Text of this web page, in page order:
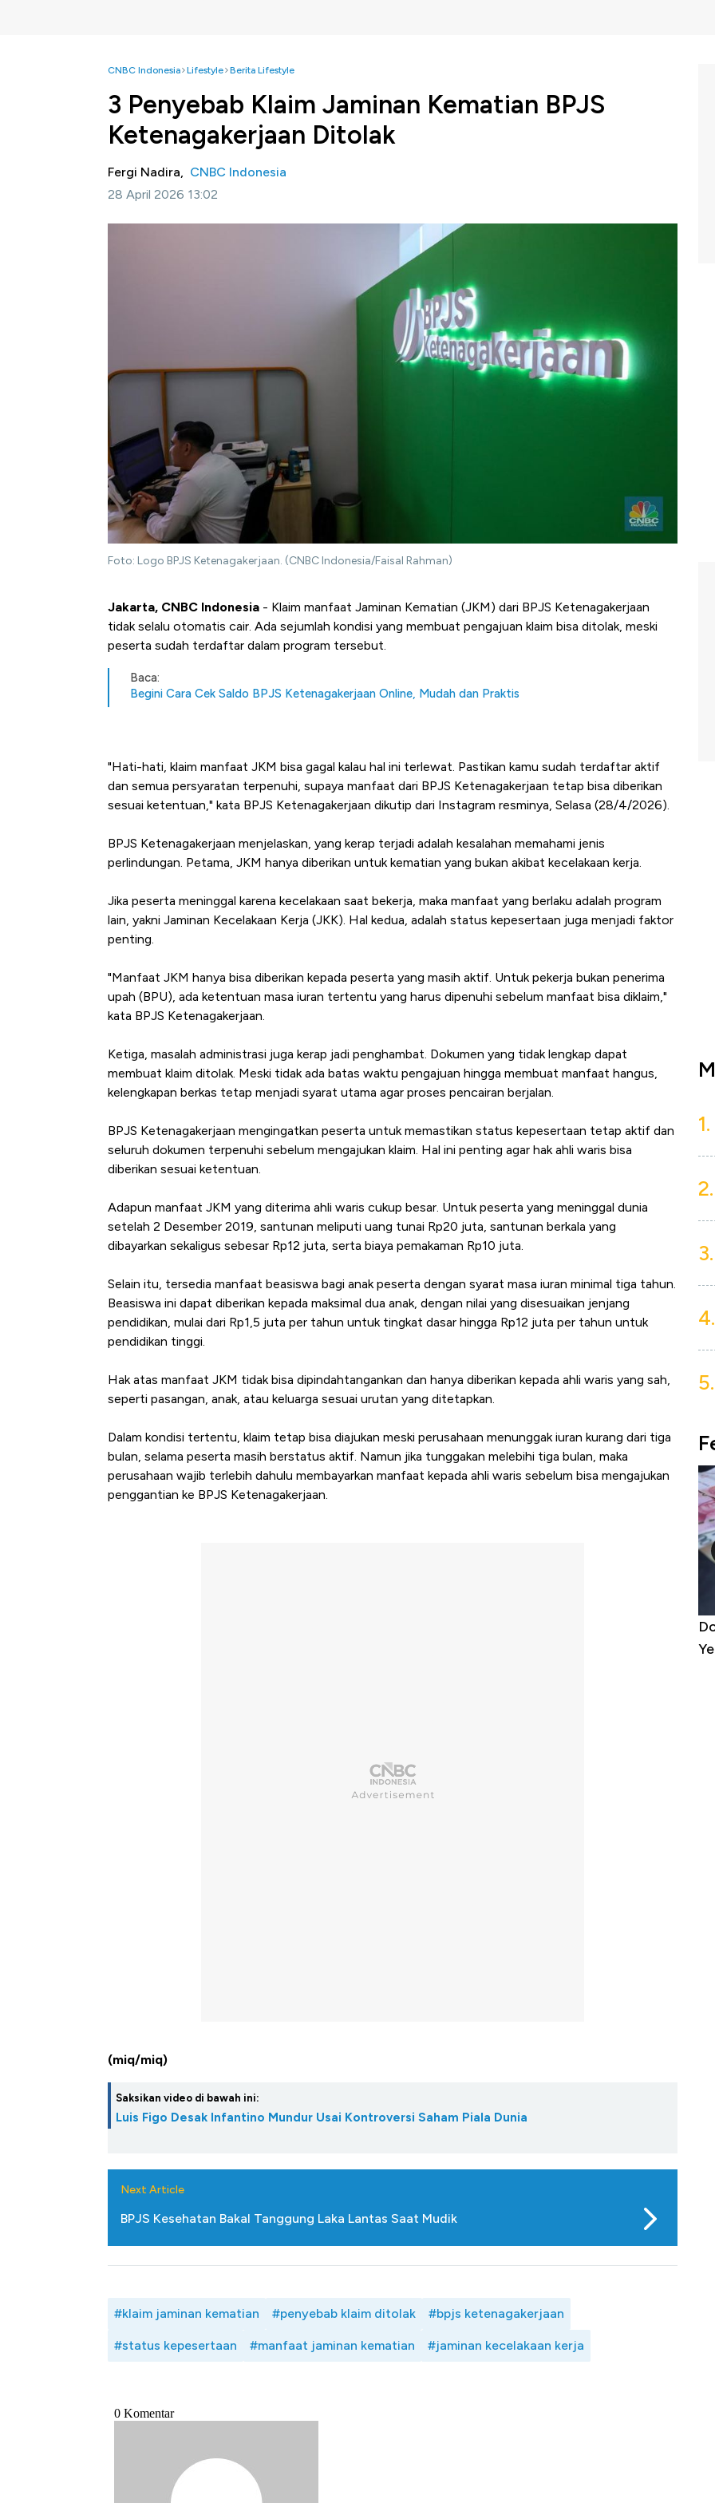
CNBC Indonesia Lifestyle Berita Lifestyle
3 Penyebab Klaim Jaminan Kematian BPJS
Ketenagakerjaan Ditolak
Fergi Nadira, CNBC Indonesia
28 April 2026 13:02
Foto: Logo BPJS Ketenagakerjaan. (CNBC Indonesia/Faisal Rahman)
Jakarta, CNBC Indonesia - Klaim manfaat Jaminan Kematian (JKM) dari BPJS Ketenagakerjaan
tidak selalu otomatis cair. Ada sejumlah kondisi yang membuat pengajuan klaim bisa ditolak, meski
peserta sudah terdaftar dalam program tersebut.
Baca:
Begini Cara Cek Saldo BPJS Ketenagakerjaan Online, Mudah dan Praktis
"Hati-hati, klaim manfaat JKM bisa gagal kalau hal ini terlewat. Pastikan kamu sudah terdaftar aktif
dan semua persyaratan terpenuhi, supaya manfaat dari BPJS Ketenagakerjaan tetap bisa diberikan
sesuai ketentuan," kata BPJS Ketenagakerjaan dikutip dari Instagram resminya, Selasa (28/4/2026).
BPJS Ketenagakerjaan menjelaskan, yang kerap terjadi adalah kesalahan memahami jenis
perlindungan. Petama, JKM hanya diberikan untuk kematian yang bukan akibat kecelakaan kerja.
Jika peserta meninggal karena kecelakaan saat bekerja, maka manfaat yang berlaku adalah program
lain, yakni Jaminan Kecelakaan Kerja (JKK). Hal kedua, adalah status kepesertaan juga menjadi faktor
penting.
"Manfaat JKM hanya bisa diberikan kepada peserta yang masih aktif. Untuk pekerja bukan penerima
upah (BPU), ada ketentuan masa iuran tertentu yang harus dipenuhi sebelum manfaat bisa diklaim,"
kata BPJS Ketenagakerjaan.
Ketiga, masalah administrasi juga kerap jadi penghambat. Dokumen yang tidak lengkap dapat
membuat klaim ditolak. Meski tidak ada batas waktu pengajuan hingga membuat manfaat hangus,
kelengkapan berkas tetap menjadi syarat utama agar proses pencairan berjalan.
BPJS Ketenagakerjaan mengingatkan peserta untuk memastikan status kepesertaan tetap aktif dan
seluruh dokumen terpenuhi sebelum mengajukan klaim. Hal ini penting agar hak ahli waris bisa
diberikan sesuai ketentuan.
Adapun manfaat JKM yang diterima ahli waris cukup besar. Untuk peserta yang meninggal dunia
setelah 2 Desember 2019, santunan meliputi uang tunai Rp20 juta, santunan berkala yang
dibayarkan sekaligus sebesar Rp12 juta, serta biaya pemakaman Rp10 juta.
Selain itu, tersedia manfaat beasiswa bagi anak peserta dengan syarat masa iuran minimal tiga tahun.
Beasiswa ini dapat diberikan kepada maksimal dua anak, dengan nilai yang disesuaikan jenjang
pendidikan, mulai dari Rp1,5 juta per tahun untuk tingkat dasar hingga Rp12 juta per tahun untuk
pendidikan tinggi.
Hak atas manfaat JKM tidak bisa dipindahtangankan dan hanya diberikan kepada ahli waris yang sah,
seperti pasangan, anak, atau keluarga sesuai urutan yang ditetapkan.
Dalam kondisi tertentu, klaim tetap bisa diajukan meski perusahaan menunggak iuran kurang dari tiga
bulan, selama peserta masih berstatus aktif. Namun jika tunggakan melebihi tiga bulan, maka
perusahaan wajib terlebih dahulu membayarkan manfaat kepada ahli waris sebelum bisa mengajukan
penggantian ke BPJS Ketenagakerjaan.
(miq/miq)
Saksikan video di bawah ini:
Luis Figo Desak Infantino Mundur Usai Kontroversi Saham Piala Dunia
Next Article
BPJS Kesehatan Bakal Tanggung Laka Lantas Saat Mudik
#klaim jaminan kematian #penyebab klaim ditolak #bpjs ketenagakerjaan
#status kepesertaan #manfaat jaminan kematian #jaminan kecelakaan kerja
1.
2.
3.
4.
5.